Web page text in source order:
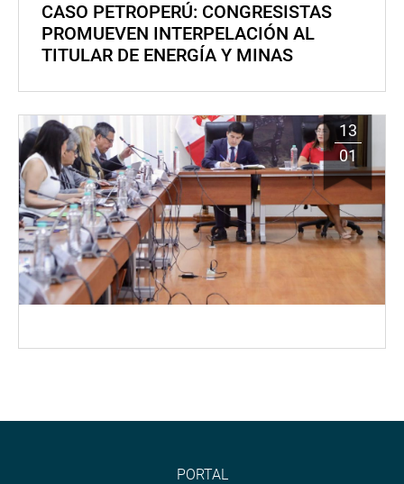
CASO PETROPERÚ: CONGRESISTAS
PROMUEVEN INTERPELACIÓN AL
TITULAR DE ENERGÍA Y MINAS
13
01
PORTAL